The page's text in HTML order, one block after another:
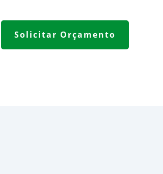
Solicitar Orçamento